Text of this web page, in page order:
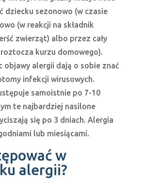
dziecku sezonowo (w czasie
(w reakcji na składnik
zwierząt) albo przez cały
kurzu domowego).
objawy alergii dają o sobie znać
infekcji wirusowych.
samoistnie po 7-10
te najbardziej nasilone
się po 3 dniach. Alergia
lub miesiącami.
w
alergii?